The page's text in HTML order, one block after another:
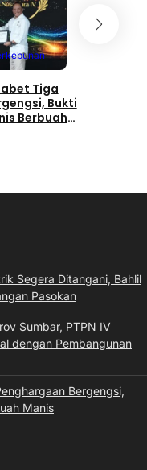
Tiga
Bukti
Berbuah
Segera Ditangani, Bahlil
Pasokan
Sumbar, PTPN IV
dengan Pembangunan
Bergengsi,
Manis